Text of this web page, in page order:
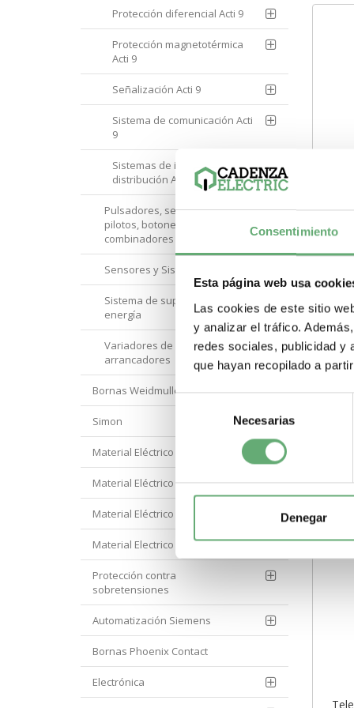
Consentimiento
Esta página web usa
Las cookies de este sitio
y analizar el tráfico.
redes sociales, publicidad y
que hayan recopilado a
consentimiento
Necesarias
Denegar
-
9
Protección diferencial Acti 9
Protección magnetotérmica
Acti 9
Señalización Acti 9
Sistema de comunicación Acti
9
Sistemas de instalación y
distribución Acti 9
Pulsadores, selectores,
pilotos, botoneras y
combinadores
Sensores y Sistemas RFID
Sistema de supervisión de
energía
Variadores de velocidad y
arrancadores
Bornas Weidmuller
Simon
Material Eléctrico Eaton
Material Eléctrico Hager
Material Eléctrico Hyundai
Material Electrico Legrand
Protección contra
sobretensiones
Automatización Siemens
Bornas Phoenix Contact
Electrónica